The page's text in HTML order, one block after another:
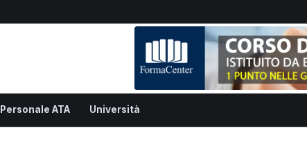
Personale ATA Università